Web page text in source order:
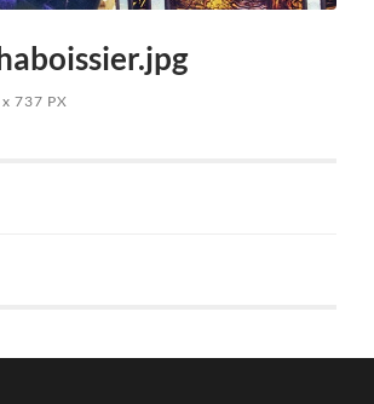
x 737 PX